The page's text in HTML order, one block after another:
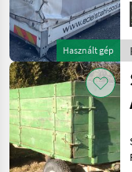
Használt gép